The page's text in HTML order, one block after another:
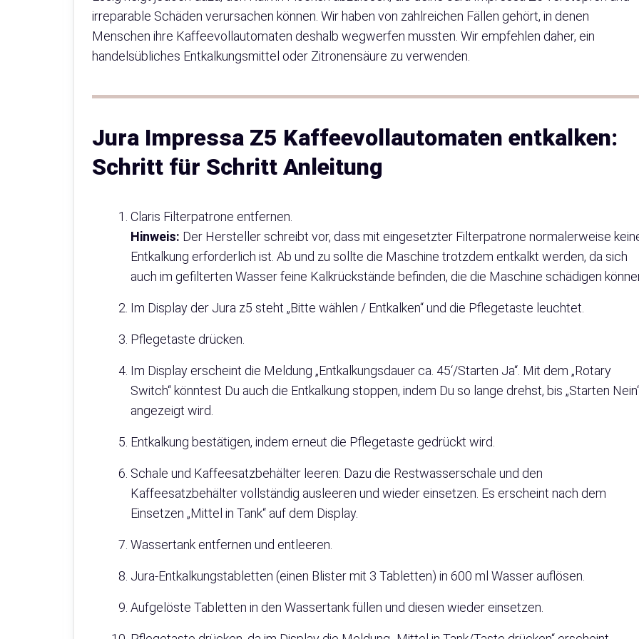
irreparable Schäden verursachen können. Wir haben von zahlreichen Fällen gehört, in denen
Menschen ihre Kaffeevollautomaten deshalb wegwerfen mussten. Wir empfehlen daher, ein
handelsübliches Entkalkungsmittel oder Zitronensäure zu verwenden.
Jura Impressa Z5 Kaffeevollautomaten entkalken:
Schritt für Schritt Anleitung
Claris Filterpatrone entfernen.
Hinweis: Der Hersteller schreibt vor, dass mit eingesetzter Filterpatrone normalerweise
Entkalkung erforderlich ist. Ab und zu sollte die Maschine trotzdem entkalkt werden, da sich
auch im gefilterten Wasser feine Kalkrückstände befinden, die die Maschine schädigen
Im Display der Jura z5 steht „Bitte wählen / Entkalken“ und die Pflegetaste leuchtet.
Pflegetaste drücken.
Im Display erscheint die Meldung „Entkalkungsdauer ca. 45‘/Starten Ja“. Mit dem „Rotary
Switch“ könntest Du auch die Entkalkung stoppen, indem Du so lange drehst, bis „Starten
angezeigt wird.
Entkalkung bestätigen, indem erneut die Pflegetaste gedrückt wird.
Schale und Kaffeesatzbehälter leeren: Dazu die Restwasserschale und den
Kaffeesatzbehälter vollständig ausleeren und wieder einsetzen. Es erscheint nach dem
Einsetzen „Mittel in Tank“ auf dem Display.
Wassertank entfernen und entleeren.
Jura-Entkalkungstabletten (einen Blister mit 3 Tabletten) in 600 ml Wasser auflösen.
Aufgelöste Tabletten in den Wassertank füllen und diesen wieder einsetzen.